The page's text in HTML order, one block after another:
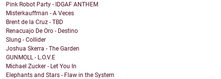
Pink Robot Party - IDGAF ANTHEM
Misterkauffman - A Veces
Brent de la Cruz - TBD
Renacuajo De Oro - Destino
Slung - Collider
Joshua Skerra - The Garden
GUNMOLL - L.O.V.E
Michael Zucker - Let You In
Elephants and Stars - Flaw in the System